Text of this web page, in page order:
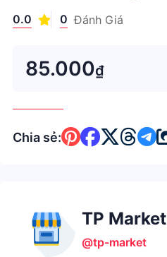
0.0 0 Đánh Giá
85.000₫
Chia sẻ:
TP Market
@tp-market